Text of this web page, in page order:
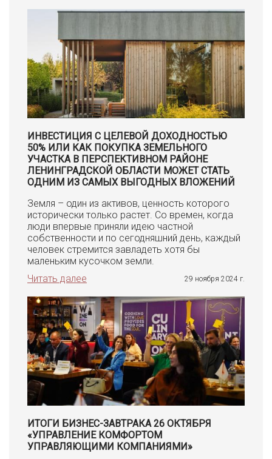
ИНВЕСТИЦИЯ С ЦЕЛЕВОЙ ДОХОДНОСТЬЮ
50% ИЛИ КАК ПОКУПКА ЗЕМЕЛЬНОГО
УЧАСТКА В ПЕРСПЕКТИВНОМ РАЙОНЕ
ЛЕНИНГРАДСКОЙ ОБЛАСТИ МОЖЕТ СТАТЬ
ОДНИМ ИЗ САМЫХ ВЫГОДНЫХ ВЛОЖЕНИЙ
Земля – один из активов, ценность которого
исторически только растет. Со времен, когда
люди впервые приняли идею частной
собственности и по сегодняшний день, каждый
человек стремится завладеть хотя бы
маленьким кусочком земли.
Читать далее
29 ноября 2024 г.
ИТОГИ БИЗНЕС-ЗАВТРАКА 26 ОКТЯБРЯ
«УПРАВЛЕНИЕ КОМФОРТОМ
УПРАВЛЯЮЩИМИ КОМПАНИЯМИ»